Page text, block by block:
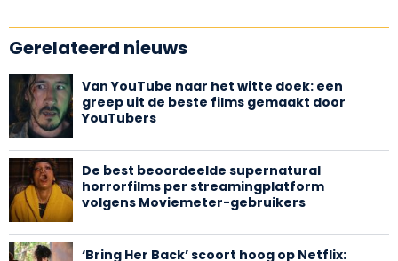
Gerelateerd nieuws
Van YouTube naar het witte doek: een
greep uit de beste films gemaakt door
YouTubers
De best beoordeelde supernatural
horrorfilms per streamingplatform
volgens Moviemeter-gebruikers
‘Bring Her Back’ scoort hoog op Netflix: